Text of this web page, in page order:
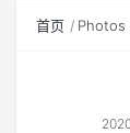
首页 Photos